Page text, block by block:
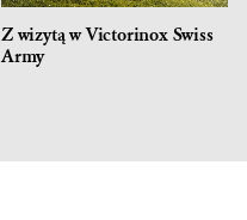
Z wizytą w Victorinox Swiss
Army